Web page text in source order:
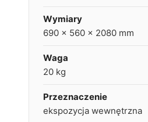
Wymiary
690 x 560 x 2080 mm
Waga
20 kg
Przeznaczenie
ekspozycja wewnętrzna